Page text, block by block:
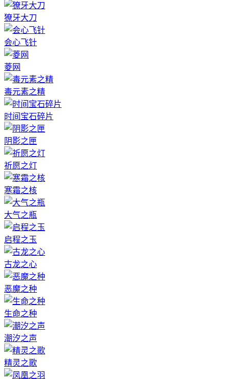
獠牙大刀
会心飞针
菱网
毒元素之精
时间宝石碎片
阴影之匣
祈愿之灯
寒霜之核
大气之瓶
启程之玉
古龙之心
恶魔之种
生命之种
潮汐之声
精灵之歌